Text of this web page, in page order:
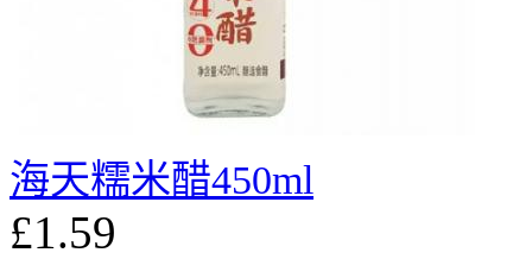
海天糯米醋450ml
£1.59